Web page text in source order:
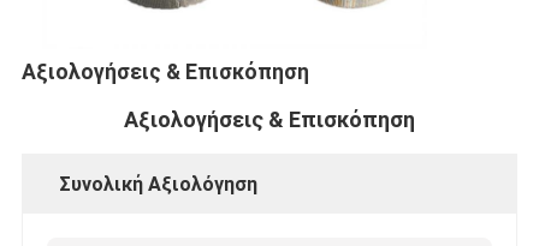
Αξιολογήσεις & Επισκόπηση
Αξιολογήσεις & Επισκόπηση
Συνολική Αξιολόγηση